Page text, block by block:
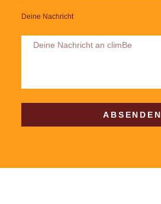
Deine Nachricht
ABSENDEN